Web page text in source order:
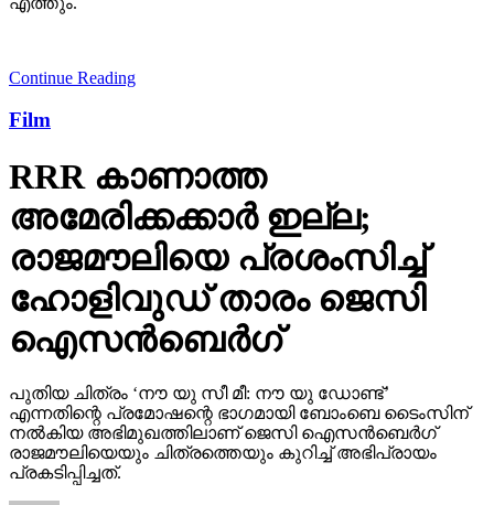
Continue Reading
Film
RRR കാണാത്ത
അമേരിക്കക്കാര്‍ ഇല്ല;
രാജമൗലിയെ പ്രശംസിച്ച്
ഹോളിവുഡ് താരം ജെസി
ഐസന്‍ബെര്‍ഗ്
പുതിയ ചിത്രം ‘നൗ യു സീ മീ: നൗ യു ഡോണ്ട്’
എന്നതിന്റെ പ്രമോഷന്റെ ഭാഗമായി ബോംബെ ടൈംസിന്
നല്‍കിയ അഭിമുഖത്തിലാണ് ജെസി ഐസന്‍ബെര്‍ഗ്
രാജമൗലിയെയും ചിത്രത്തെയും കുറിച്ച് അഭിപ്രായം
പ്രകടിപ്പിച്ചത്.